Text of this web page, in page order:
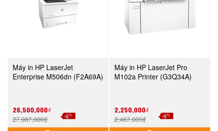
Máy in HP LaserJet
Enterprise M506dn (F2A69A)
26,500,000₫
27,987,000₫ -6%
Máy in HP LaserJet Pro
M102a Printer (G3Q34A)
2,250,000₫
2,467,000₫ -9%